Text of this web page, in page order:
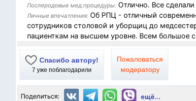
Послеродовые мед.процедуры: Отлично. Все
Личные впечатления: Об РПЦ - отличный
сотрудников столовой и уборщиц до
пациенткам на высшем уровне. Всем большое
Спасибо автору!
7 уже поблагодарили
Пожаловаться
модератору
Поделиться: ещё...